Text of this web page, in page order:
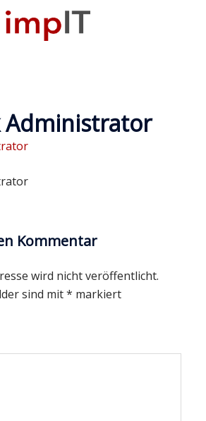
Administrator
Kommentar
wird nicht veröffentlicht.
sind mit* markiert